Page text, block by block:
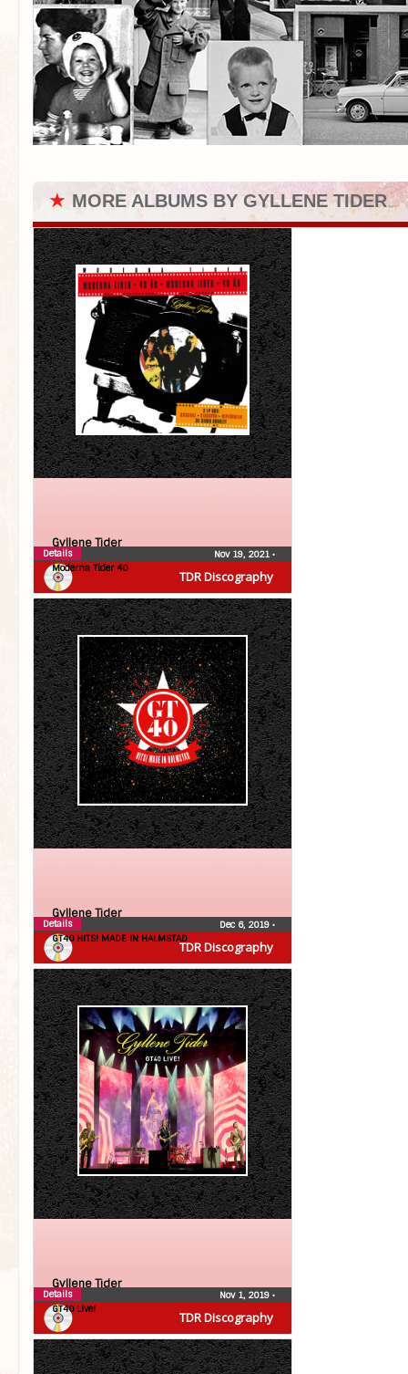
★ MORE ALBUMS BY GYLLENE TIDER
TDR Discography
Gyllene Tider
Moderna Tider 40
Nov 19, 2021 •
Details
TDR Discography
Gyllene Tider
GT40 HITS! MADE IN HALMSTAD
Dec 6, 2019 •
Details
TDR Discography
Gyllene Tider
GT40 Live!
Nov 1, 2019 •
Details